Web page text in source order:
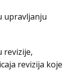
upravljanju
revizije,
revizija koje